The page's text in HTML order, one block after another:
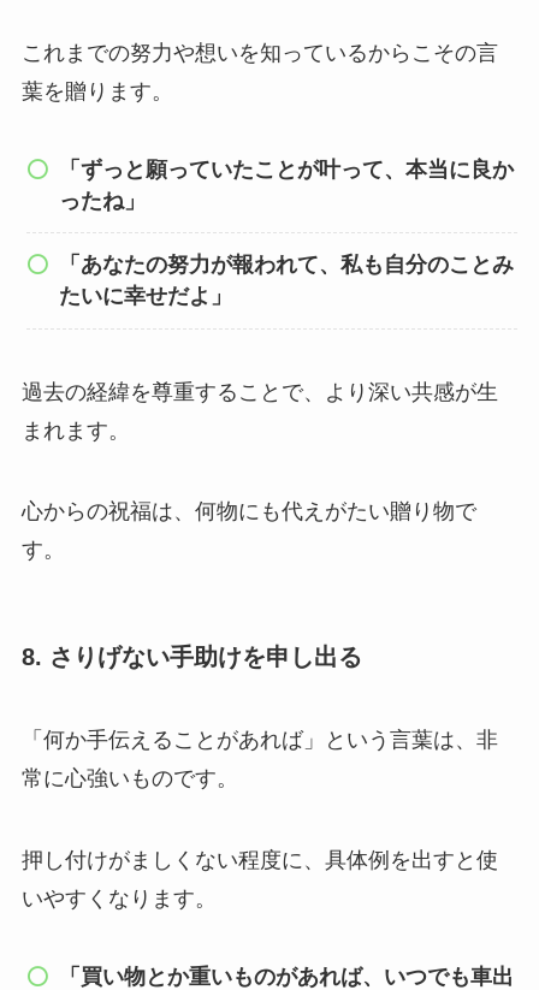
これまでの努力や想いを知っているからこその言
葉を贈ります。
「ずっと願っていたことが叶って、本当に良か
ったね」
「あなたの努力が報われて、私も自分のことみ
たいに幸せだよ」
過去の経緯を尊重することで、より深い共感が生
まれます。
心からの祝福は、何物にも代えがたい贈り物で
す。
8. さりげない手助けを申し出る
「何か手伝えることがあれば」という言葉は、非
常に心強いものです。
押し付けがましくない程度に、具体例を出すと使
いやすくなります。
「買い物とか重いものがあれば、いつでも車出